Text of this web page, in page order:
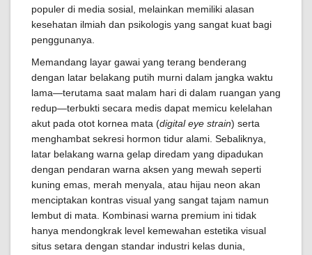
populer di media sosial, melainkan memiliki alasan
kesehatan ilmiah dan psikologis yang sangat kuat bagi
penggunanya.
Memandang layar gawai yang terang benderang
dengan latar belakang putih murni dalam jangka waktu
lama—terutama saat malam hari di dalam ruangan yang
redup—terbukti secara medis dapat memicu kelelahan
akut pada otot kornea mata (digital eye strain) serta
menghambat sekresi hormon tidur alami. Sebaliknya,
latar belakang warna gelap diredam yang dipadukan
dengan pendaran warna aksen yang mewah seperti
kuning emas, merah menyala, atau hijau neon akan
menciptakan kontras visual yang sangat tajam namun
lembut di mata. Kombinasi warna premium ini tidak
hanya mendongkrak level kemewahan estetika visual
situs setara dengan standar industri kelas dunia,